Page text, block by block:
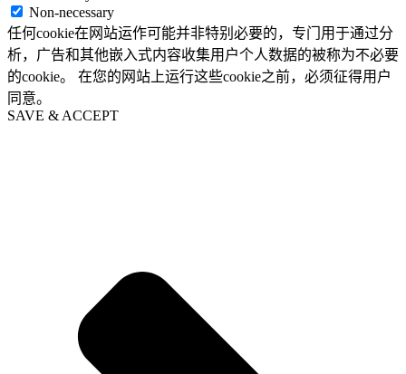
Non-necessary
任何cookie在网站运作可能并非特别必要的，专门用于通过分
析，广告和其他嵌入式内容收集用户个人数据的被称为不必要
的cookie。 在您的网站上运行这些cookie之前，必须征得用户
同意。
SAVE & ACCEPT